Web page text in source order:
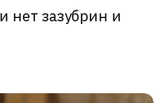
нет зазубрин и